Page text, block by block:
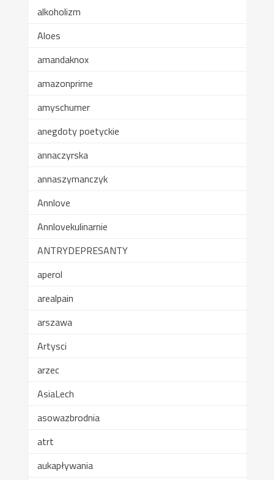
alkoholizm
Aloes
amandaknox
amazonprime
amyschumer
anegdoty poetyckie
annaczyrska
annaszymanczyk
Annlove
Annlovekulinarnie
ANTRYDEPRESANTY
aperol
arealpain
arszawa
Artysci
arzec
AsiaLech
asowazbrodnia
atrt
aukapływania